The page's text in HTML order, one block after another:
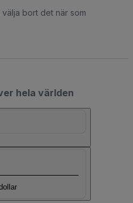
bort det när som
hela världen